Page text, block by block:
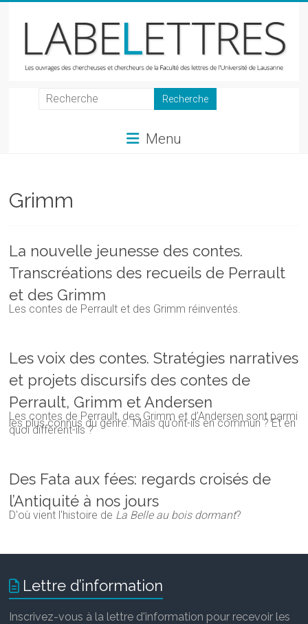
LabeLettres
et
chercheurs
Faculté
des
lettres
Menu
Grimm
La nouvelle jeunesse des contes.
Transcréations des recueils de Perrault
et des Grimm
Les contes de Perrault et des Grimm réinventés.
Les voix des contes. Stratégies narratives
et projets discursifs des contes de
Perrault, Grimm et Andersen
Les contes de Perrault, des Grimm et d’Andersen sont parmi
les plus connus du genre. Mais qu’ont-ils en commun ? Et en
quoi diffèrent-ils ?
Des Fata aux fées: regards croisés de
l’Antiquité à nos jours
D'où vient l'histoire de La Belle au bois dormant?
Lettre d’information
Inscrivez-vous à la lettre d'information pour recevoir les